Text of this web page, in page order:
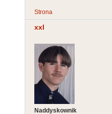
Strona
xxl
Naddyskownik